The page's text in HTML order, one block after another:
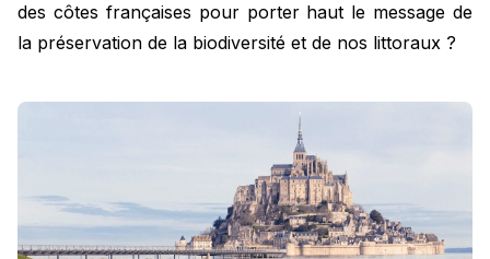
des côtes françaises pour porter haut le message de
la préservation de la biodiversité et de nos littoraux ?